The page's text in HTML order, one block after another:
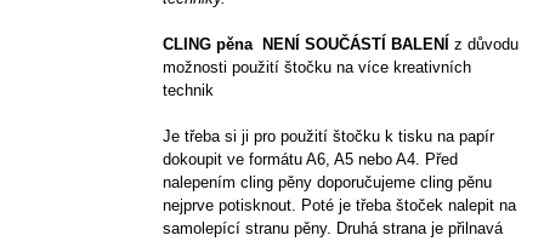
CLING pěna NENÍ SOUČÁSTÍ BALENÍ
z důvodu
možnosti použití štočku na více kreativních
technik
Je třeba si ji pro použití štočku k tisku na papír
dokoupit ve formátu A6, A5 nebo A4. Před
nalepením cling pěny doporučujeme cling pěnu
nejprve potisknout. Poté je třeba štoček nalepit na
samolepící stranu pěny. Druhá strana je přilnavá